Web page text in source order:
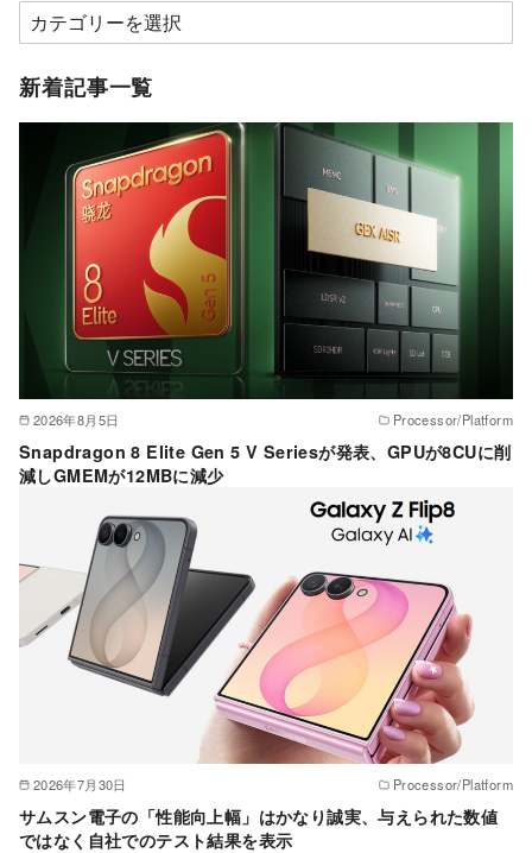
カ
テ
ゴ
新着記事一覧
2026年8月5日 Processor/Platform
Snapdragon 8 Elite Gen 5 V Seriesが発表、GPUが8CUに削
減しGMEMが12MBに減少
2026年7月30日 Processor/Platform
サムスン電子の「性能向上幅」はかなり誠実、与えられた数値
ではなく自社でのテスト結果を表示